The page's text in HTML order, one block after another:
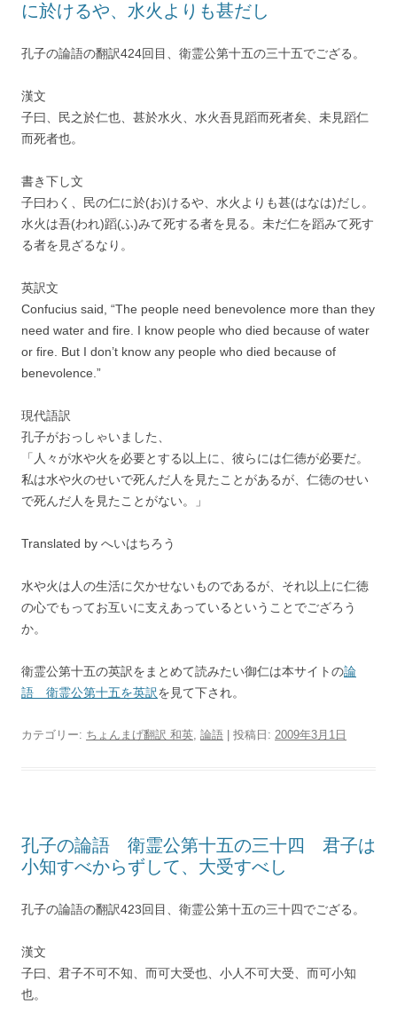
に於けるや、水火よりも甚だし
孔子の論語の翻訳424回目、衛霊公第十五の三十五でござる。
漢文
子曰、民之於仁也、甚於水火、水火吾見蹈而死者矣、未見蹈仁
而死者也。
書き下し文
子曰わく、民の仁に於(お)けるや、水火よりも甚(はなは)だし。
水火は吾(われ)蹈(ふ)みて死する者を見る。未だ仁を蹈みて死す
る者を見ざるなり。
英訳文
Confucius said, “The people need benevolence more than they
need water and fire. I know people who died because of water
or fire. But I don’t know any people who died because of
benevolence.”
現代語訳
孔子がおっしゃいました、
「人々が水や火を必要とする以上に、彼らには仁徳が必要だ。
私は水や火のせいで死んだ人を見たことがあるが、仁徳のせい
で死んだ人を見たことがない。」
Translated by へいはちろう
水や火は人の生活に欠かせないものであるが、それ以上に仁徳
の心でもってお互いに支えあっているということでござろう
か。
衛霊公第十五の英訳をまとめて読みたい御仁は本サイトの論
語 衛霊公第十五を英訳を見て下され。
カテゴリー: ちょんまげ翻訳 和英, 論語 | 投稿日: 2009年3月1日
孔子の論語 衛霊公第十五の三十四 君子は
小知すべからずして、大受すべし
孔子の論語の翻訳423回目、衛霊公第十五の三十四でござる。
漢文
子曰、君子不可不知、而可大受也、小人不可大受、而可小知
也。